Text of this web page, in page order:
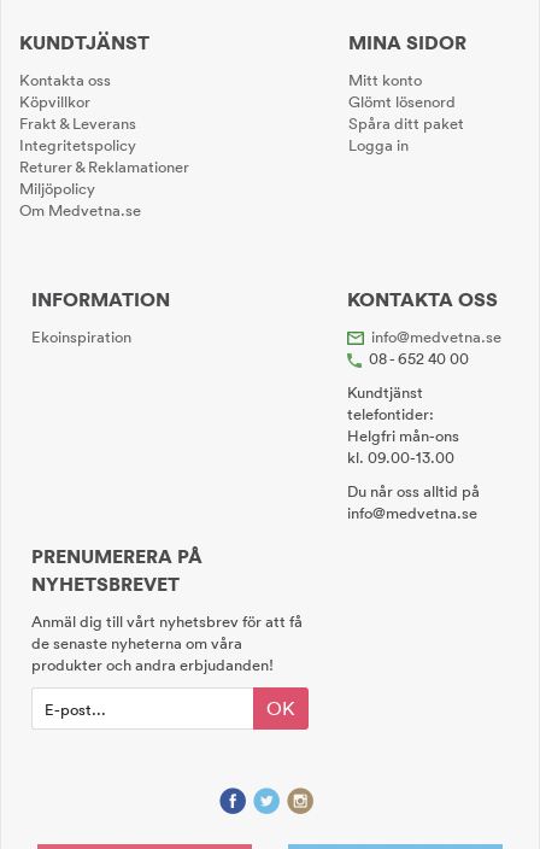
KUNDTJÄNST
Kontakta oss
Köpvillkor
Frakt & Leverans
Integritetspolicy
Returer & Reklamationer
Miljöpolicy
Om Medvetna.se
MINA SIDOR
Mitt konto
Glömt lösenord
Spåra ditt paket
Logga in
INFORMATION
Ekoinspiration
KONTAKTA OSS
info@medvetna.se
08 - 652 40 00
Kundtjänst
telefontider:
Helgfri mån-ons
kl. 09.00-13.00
Du når oss alltid på
info@medvetna.se
PRENUMERERA PÅ
NYHETSBREVET
Anmäl dig till vårt nyhetsbrev för att få
de senaste nyheterna om våra
produkter och andra erbjudanden!
OK